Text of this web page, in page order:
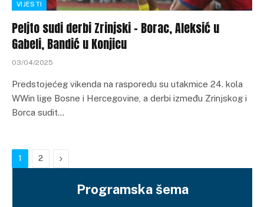
VIJESTI
Peljto sudi derbi Zrinjski – Borac, Aleksić u
Gabeli, Bandić u Konjicu
03/04/2025
Predstojećeg vikenda na rasporedu su utakmice 24. kola
WWin lige Bosne i Hercegovine, a derbi između Zrinjskog i
Borca sudit…
1 2 Next
Programska šema